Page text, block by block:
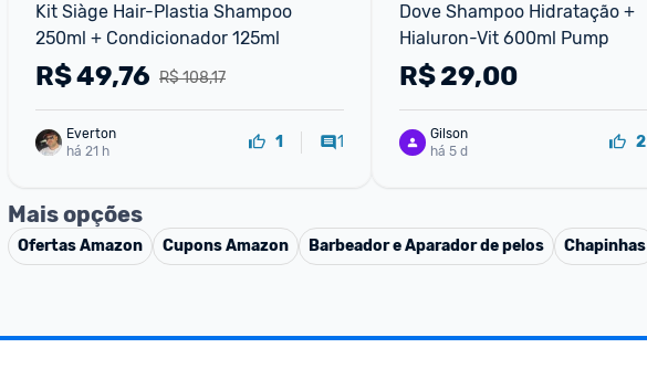
Kit Siàge Hair-Plastia Shampoo
250ml + Condicionador 125ml
R$ 108,17
R$49,76
Everton
há 21 h
1 1
Dove Shampoo Hidratação +
Hialuron-Vit 600ml Pump
R$29,00
Gilson
há 5 d
2
Mais opções
OfertasAmazon CuponsAmazon Barbeador e Aparador de pelos Chapinhas